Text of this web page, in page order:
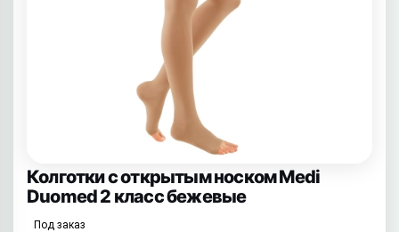
Колготки с открытым носком Medi
Duomed 2 класс бежевые
Под заказ